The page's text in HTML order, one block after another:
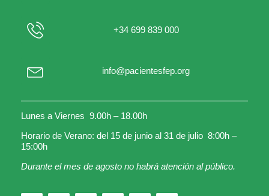
+34 699 839 000
info@pacientesfep.org
Lunes a Viernes 9.00h – 18.00h
Horario de Verano: del 15 de junio al 31 de julio 8:00h –
15:00h
Durante el mes de agosto no habrá atención al público.